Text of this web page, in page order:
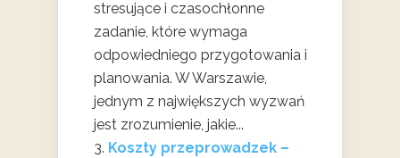
stresujące i czasochłonne
zadanie, które wymaga
odpowiedniego przygotowania i
planowania. W Warszawie,
jednym z największych wyzwań
jest zrozumienie, jakie...
Koszty przeprowadzek –